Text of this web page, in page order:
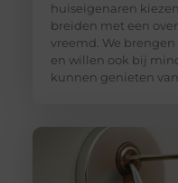
huiseigenaren
breiden met een
vreemd. We
en willen ook bij
kunnen genieten